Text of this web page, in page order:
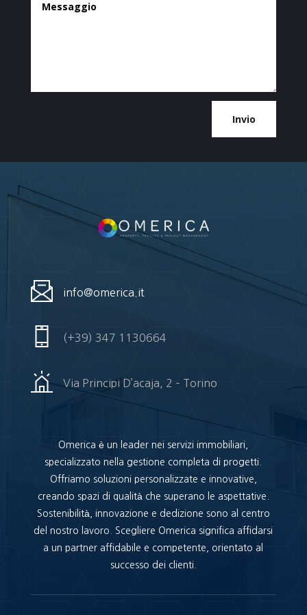
Invio
info@omerica.it
(+39) 347 1130664
Via Principi D’acaja, 2 – Torino
Omerica è un leader nei servizi immobiliari,
specializzato nella gestione completa di progetti.
Offriamo soluzioni personalizzate e innovative,
creando spazi di qualità che superano le aspettative.
Sostenibilità, innovazione e dedizione sono al centro
del nostro lavoro. Scegliere Omerica significa affidarsi
a un partner affidabile e competente, orientato al
successo dei clienti.